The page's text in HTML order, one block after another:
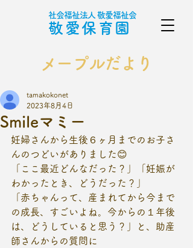
社会福祉法人 敬愛福祉会
敬愛保育園
Smileマミー
tamakokonet
2023年8月4日
妊婦さんから生後６ヶ月までのお子さ
んのつどいがありました😊
「ここ最近どんなだった？」「妊娠が
わかったとき、どうだった？」
「赤ちゃんって、産まれてから今まで
の成長、すごいよね。今からの１年後
は、どうしていると思う？」と、助産
師さんからの質問に
メープルだより